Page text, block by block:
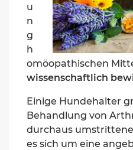
u
n
g
h
omöopathischen
wissenschaftlich
Einige Hundehalter
Behandlung von
durchaus
es sich um eine